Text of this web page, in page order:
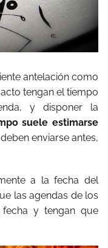
antelación como
tengan el tiempo
y disponer la
suele estimarse
enviarse antes,
a la fecha del
las agendas de los
y tengan que